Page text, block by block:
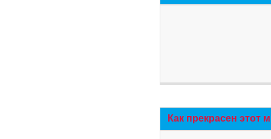
Как прекрасен этот